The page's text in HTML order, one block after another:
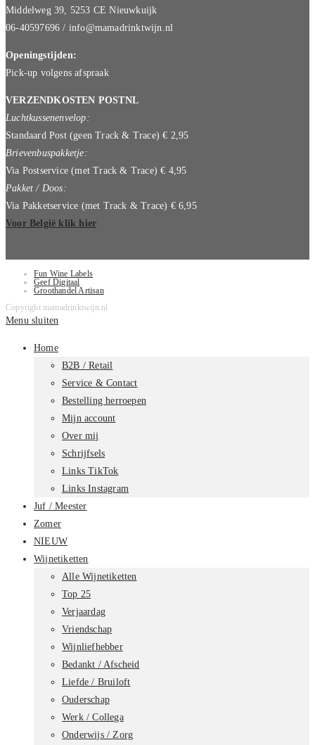
Middelweg 39, 5253 CE Nieuwkuijk
06-40597696 / info@mamadrinktwijn.nl
Openingstijden:
Pick-up volgens afspraak
VERZENDKOSTEN POSTNL
Luchtkussenenvelop:
Standaard Post (geen Track & Trace) € 2,95
Brievenbuspakketje:
Via Postservice (met Track & Trace) € 4,95
Pakket / Doos:
Via Pakketservice (met Track & Trace) € 6,95
Voor België klik hier
Fun Wine Labels
Geef Digitaal
Groothandel Artisan
Copyright mamadrinktwijn.nl
Menu sluiten
Home
B2B / Retail
Service & Contact
Bestelling herroepen
Mijn account
Over mij
Schrijfsels
Links TikTok
Links Instagram
Juf / Meester
Zomer
NIEUW
Wijnetiketten
Alle Wijnetiketten
Top 25
Verjaardag
Vriendschap
Wijnliefhebber
Bedankt / Afscheid
Liefde / Bruiloft
Ouderschap
Werk / Collega
Onderwijs / Zorg